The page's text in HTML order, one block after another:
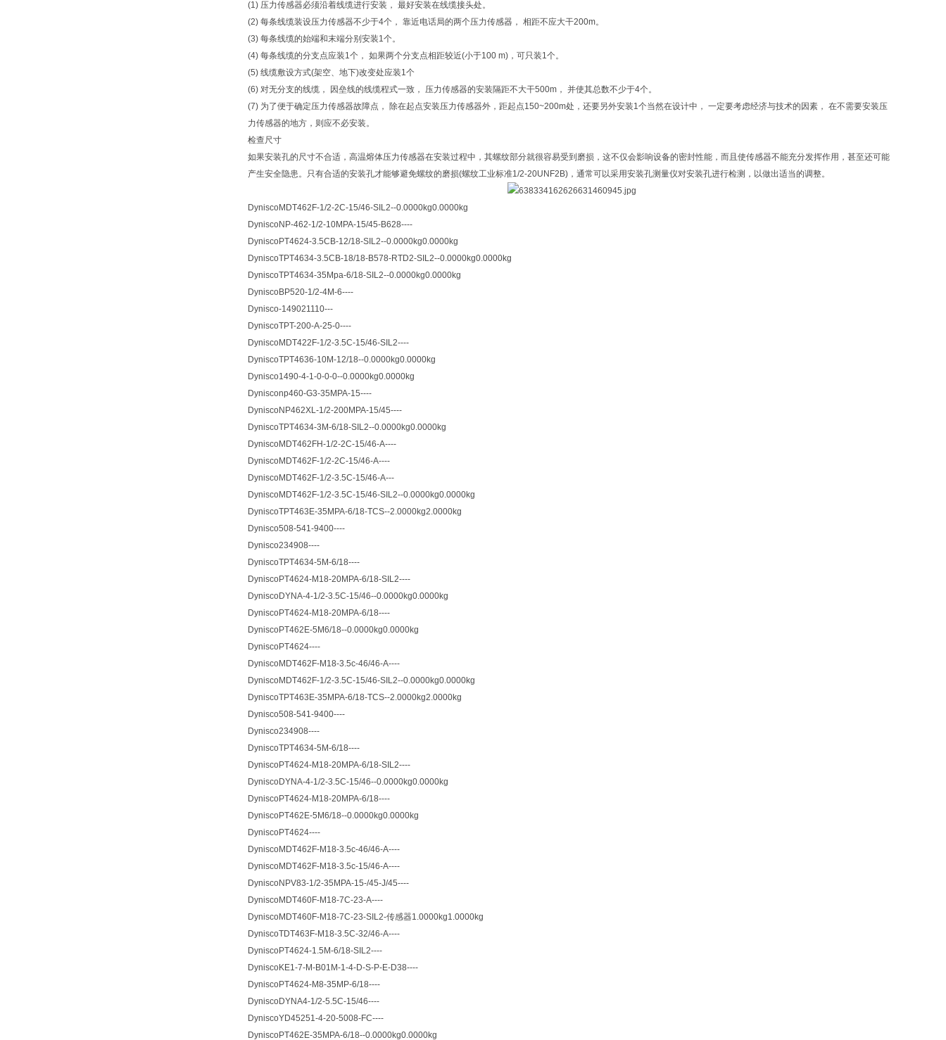
(1) 压力传感器必须沿着线缆进行安装， 最好安装在线缆接头处。
(2) 每条线缆装设压力传感器不少于4个， 靠近电话局的两个压力传感器， 相距不应大干200m。
(3) 每条线缆的始端和末端分别安装1个。
(4) 每条线缆的分支点应装1个， 如果两个分支点相距较近(小于100 m)，可只装1个。
(5) 线缆敷设方式(架空、地下)改变处应装1个
(6) 对无分支的线缆， 因垒线的线缆程式一致， 压力传感器的安装隔距不大干500m， 并使其总数不少于4个。
(7) 为了便于确定压力传感器故障点， 除在起点安装压力传感器外，距起点150~200m处，还要另外安装1个当然在设计中， 一定要考虑经济与技术的因素， 在不需要安装压
力传感器的地方，则应不必安装。
检查尺寸
如果安装孔的尺寸不合适，高温熔体压力传感器在安装过程中，其螺纹部分就很容易受到磨损，这不仅会影响设备的密封性能，而且使传感器不能充分发挥作用，甚至还可能
产生安全隐患。只有合适的安装孔才能够避免螺纹的磨损(螺纹工业标准1/2-20UNF2B)，通常可以采用安装孔测量仪对安装孔进行检测，以做出适当的调整。
DyniscoMDT462F-1/2-2C-15/46-SIL2--0.0000kg0.0000kg
DyniscoNP-462-1/2-10MPA-15/45-B628----
DyniscoPT4624-3.5CB-12/18-SIL2--0.0000kg0.0000kg
DyniscoTPT4634-3.5CB-18/18-B578-RTD2-SIL2--0.0000kg0.0000kg
DyniscoTPT4634-35Mpa-6/18-SIL2--0.0000kg0.0000kg
DyniscoBP520-1/2-4M-6----
Dynisco-149021110---
DyniscoTPT-200-A-25-0----
DyniscoMDT422F-1/2-3.5C-15/46-SIL2----
DyniscoTPT4636-10M-12/18--0.0000kg0.0000kg
Dynisco1490-4-1-0-0-0--0.0000kg0.0000kg
Dynisconp460-G3-35MPA-15----
DyniscoNP462XL-1/2-200MPA-15/45----
DyniscoTPT4634-3M-6/18-SIL2--0.0000kg0.0000kg
DyniscoMDT462FH-1/2-2C-15/46-A----
DyniscoMDT462F-1/2-2C-15/46-A----
DyniscoMDT462F-1/2-3.5C-15/46-A---
DyniscoMDT462F-1/2-3.5C-15/46-SIL2--0.0000kg0.0000kg
DyniscoTPT463E-35MPA-6/18-TCS--2.0000kg2.0000kg
Dynisco508-541-9400----
Dynisco234908----
DyniscoTPT4634-5M-6/18----
DyniscoPT4624-M18-20MPA-6/18-SIL2----
DyniscoDYNA-4-1/2-3.5C-15/46--0.0000kg0.0000kg
DyniscoPT4624-M18-20MPA-6/18----
DyniscoPT462E-5M6/18--0.0000kg0.0000kg
DyniscoPT4624----
DyniscoMDT462F-M18-3.5c-46/46-A----
DyniscoMDT462F-1/2-3.5C-15/46-SIL2--0.0000kg0.0000kg
DyniscoTPT463E-35MPA-6/18-TCS--2.0000kg2.0000kg
Dynisco508-541-9400----
Dynisco234908----
DyniscoTPT4634-5M-6/18----
DyniscoPT4624-M18-20MPA-6/18-SIL2----
DyniscoDYNA-4-1/2-3.5C-15/46--0.0000kg0.0000kg
DyniscoPT4624-M18-20MPA-6/18----
DyniscoPT462E-5M6/18--0.0000kg0.0000kg
DyniscoPT4624----
DyniscoMDT462F-M18-3.5c-46/46-A----
DyniscoMDT462F-M18-3.5c-15/46-A----
DyniscoNPV83-1/2-35MPA-15-/45-J/45----
DyniscoMDT460F-M18-7C-23-A----
DyniscoMDT460F-M18-7C-23-SIL2-传感器1.0000kg1.0000kg
DyniscoTDT463F-M18-3.5C-32/46-A----
DyniscoPT4624-1.5M-6/18-SIL2----
DyniscoKE1-7-M-B01M-1-4-D-S-P-E-D38----
DyniscoPT4624-M8-35MP-6/18----
DyniscoDYNA4-1/2-5.5C-15/46----
DyniscoYD45251-4-20-5008-FC----
DyniscoPT462E-35MPA-6/18--0.0000kg0.0000kg